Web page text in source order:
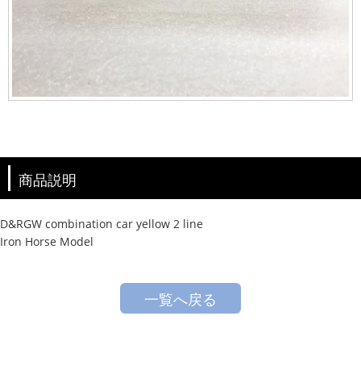
商品説明
D&RGW combination car yellow 2 line
Iron Horse Model
一覧へ戻る